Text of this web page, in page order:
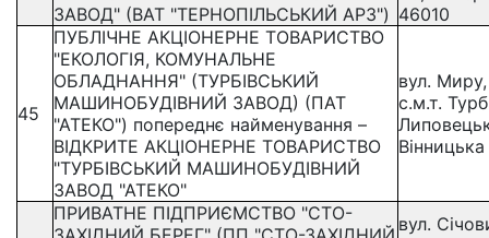
ЗАВОД" (ВАТ "ТЕРНОПІЛЬСЬКИЙ АРЗ") 46010
45
ПУБЛІЧНЕ АКЦІОНЕРНЕ ТОВАРИСТВО
"ЕКОЛОГІЯ, КОМУНАЛЬНЕ
ОБЛАДНАННЯ" (ТУРБІВСЬКИЙ
МАШИНОБУДІВНИЙ ЗАВОД) (ПАТ
"АТЕКО") попереднє найменування –
ВІДКРИТЕ АКЦІОНЕРНЕ ТОВАРИСТВО
"ТУРБІВСЬКИЙ МАШИНОБУДІВНИЙ
ЗАВОД "АТЕКО"
вул. Миру,
с.м.т.
ПРИВАТНЕ ПІДПРИЄМСТВО "СТО-
вул.